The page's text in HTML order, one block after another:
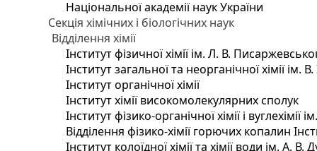
Національної академії наук України
Секція хімічних і біологічних наук
Відділення хімії
Інститут фізичної хімії ім. Л. В.
Інститут загальної та неорганічної хімії ім.
Інститут органічної хімії
Інститут хімії високомолекулярних сполук
Інститут фізико-органічної хімії і
Відділення фізико-хімії горючих копалин
Інститут колоїдної хімії та хімії води ім. А.